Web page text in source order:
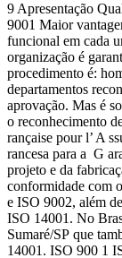
9 Apresentação
9001 Maior
funcional em cada
organização é
procedimento é:
departamentos
aprovação. Mas é
o reconhecimento
rançaise pour l’ A
rancesa para a G
projeto e da
conformidade com
e ISO 9002, além
ISO 14001. No
Sumaré/SP que
14001. ISO 900 1